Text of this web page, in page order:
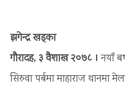
झगेन्द्र खड्का
गौरादह, ३ वैशाख २०७८ । नयाँ
सिरुवा पर्बमा माहाराज थानमा